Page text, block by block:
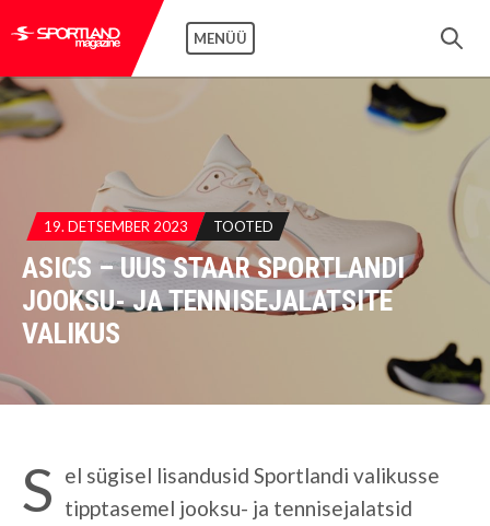
MENÜÜ
19. DETSEMBER 2023 TOOTED
ASICS – UUS STAAR SPORTLANDI
JOOKSU- JA TENNISEJALATSITE
VALIKUS
S el sügisel lisandusid Sportlandi valikusse
tipptasemel jooksu- ja tennisejalatsid